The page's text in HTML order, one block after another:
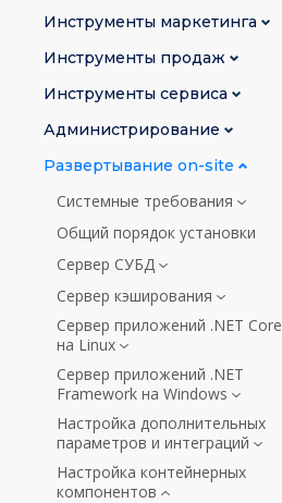
Инструменты маркетинга
Инструменты продаж
Инструменты сервиса
Администрирование
Развертывание on-site
Системные требования
Общий порядок установки
Сервер СУБД
Сервер кэширования
Сервер приложений .NET Core
на Linux
Сервер приложений .NET
Framework на Windows
Настройка дополнительных
параметров и интеграций
Настройка контейнерных
компонентов